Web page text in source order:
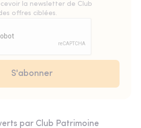
la newsletter de Club
offres ciblées.
par Club Patrimoine